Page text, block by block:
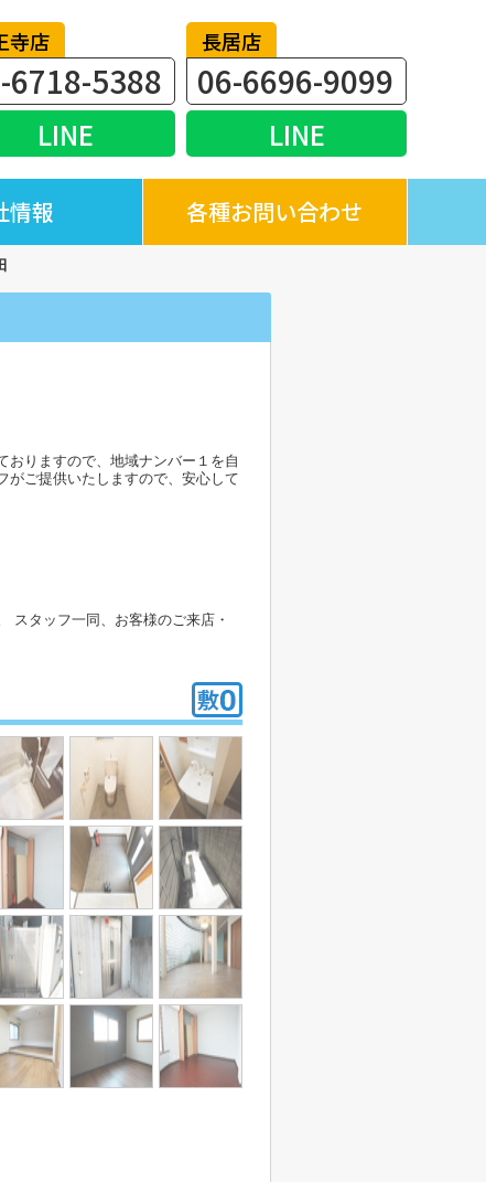
寺店
6718-5388
LINE
長居店
06-6696-9099
LINE
情報 各種お問い合わせ
おりますので、地域ナンバー１を自
がご提供いたしますので、安心して
スタッフ一同、お客様のご来店・